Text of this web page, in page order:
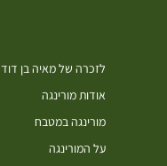
לזכרה של מאיה בן דוד
אודות מורינגה
מורינגה במטבח
על המורינגה